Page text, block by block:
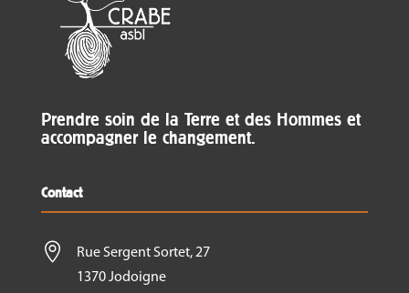
Prendre soin de la Terre et des Hommes et
accompagner le changement.
Contact

Rue Sergent Sortet, 27
1370 Jodoigne